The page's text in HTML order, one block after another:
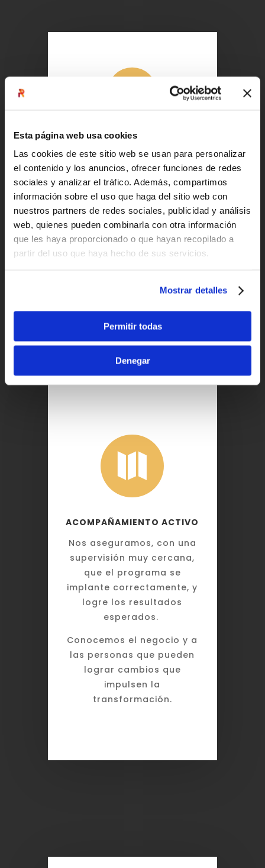
Esta página web usa cookies
Las cookies de este sitio web se usan para personalizar
el contenido y los anuncios, ofrecer funciones de redes
sociales y analizar el tráfico. Además, compartimos
información sobre el uso que haga del sitio web con
nuestros partners de redes sociales, publicidad y análisis
web, quienes pueden combinarla con otra información
que les haya proporcionado o que hayan recopilado a
partir del uso que haya hecho de sus servicios.
Mostrar detalles
Permitir todas
Denegar
DISEÑO A LA MEDIDA
En REINVENTARE, diseñamos
nuestros programas de
acuerdo con las
necesidades concretas de
la organización. Primero
investigamos sobre los
desafíos y proponemos la

ACOMPAÑAMIENTO ACTIVO
Nos aseguramos, con una
supervisión muy cercana,
que el programa se
implante correctamente, y
logre los resultados
esperados.
Conocemos el negocio y a
las personas que pueden
lograr cambios que
impulsen la
transformación.